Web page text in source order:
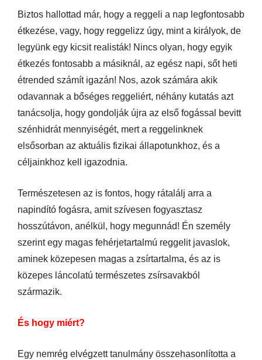
Biztos hallottad már, hogy a reggeli a nap legfontosabb
étkezése, vagy, hogy reggelizz úgy, mint a királyok, de
legyünk egy kicsit realisták! Nincs olyan, hogy egyik
étkezés fontosabb a másiknál, az egész napi, sőt heti
étrended számít igazán! Nos, azok számára akik
odavannak a bőséges reggeliért, néhány kutatás azt
tanácsolja, hogy gondolják újra az első fogással bevitt
szénhidrát mennyiségét, mert a reggelinknek
elsősorban az aktuális fizikai állapotunkhoz, és a
céljainkhoz kell igazodnia.
Természetesen az is fontos, hogy rátalálj arra a
napindító fogásra, amit szívesen fogyasztasz
hosszútávon, anélkül, hogy megunnád! Én személy
szerint egy magas fehérjetartalmú reggelit javaslok,
aminek közepesen magas a zsírtartalma, és az is
közepes láncolatú természetes zsírsavakból
származik.
És hogy miért?
Egy nemrég elvégzett tanulmány összehasonlította a